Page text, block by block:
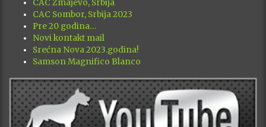
CAC Zmajevo, Srbija
CAC Sombor, Srbija 2023
Pre 20 godina…
Novi kontakt mail
Srećna Nova 2023.godina!
Samson Magnifico Blanco